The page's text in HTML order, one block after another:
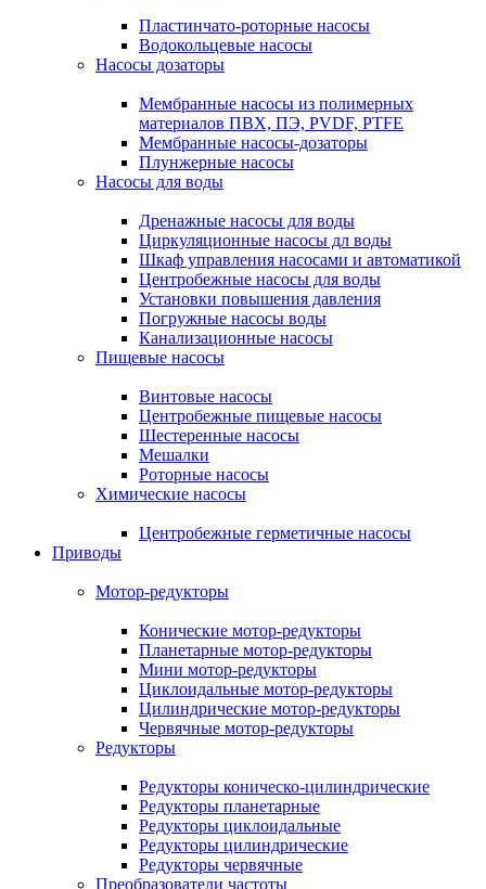
Пластинчато-роторные насосы
Водокольцевые насосы
Насосы дозаторы
Мембранные насосы из полимерных
материалов ПВХ, ПЭ, PVDF, PTFE
Мембранные насосы-дозаторы
Плунжерные насосы
Насосы для воды
Дренажные насосы для воды
Циркуляционные насосы дл воды
Шкаф управления насосами и автоматикой
Центробежные насосы для воды
Установки повышения давления
Погружные насосы воды
Канализационные насосы
Пищевые насосы
Винтовые насосы
Центробежные пищевые насосы
Шестеренные насосы
Мешалки
Роторные насосы
Химические насосы
Центробежные герметичные насосы
Приводы
Мотор-редукторы
Конические мотор-редукторы
Планетарные мотор-редукторы
Мини мотор-редукторы
Циклоидальные мотор-редукторы
Цилиндрические мотор-редукторы
Червячные мотор-редукторы
Редукторы
Редукторы коническо-цилиндрические
Редукторы планетарные
Редукторы циклоидальные
Редукторы цилиндрические
Редукторы червячные
Преобразователи частоты